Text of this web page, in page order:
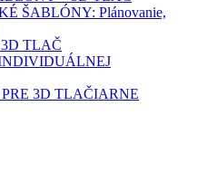
ŠABLÓNY: Plánovanie,
TLAČ
3D TLAČIARNE